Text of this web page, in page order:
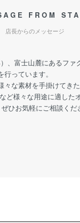
FROM
店長からのメッセージ
、富士山麓にあるフ
っています。
な素材を手掛けてき
ど様々な用途に適し
ひお気軽にご相談くだ